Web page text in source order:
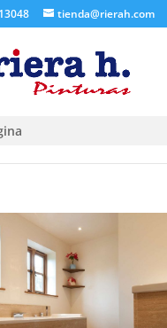
tienda@rierah.com